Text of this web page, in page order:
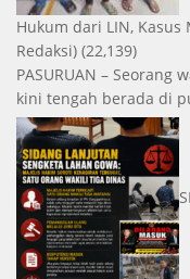
Hukum dari LIN,
Redaksi) (22,139)
PASURUAN – Seorang
kini tengah berada di